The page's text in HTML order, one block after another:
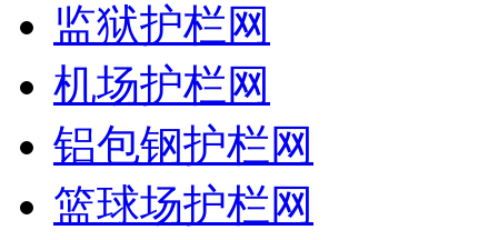
监狱护栏网
机场护栏网
铝包钢护栏网
篮球场护栏网